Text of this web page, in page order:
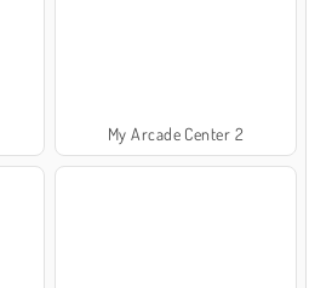
My Arcade Center 2